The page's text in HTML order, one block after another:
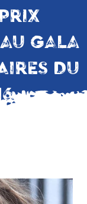
GALA
DU